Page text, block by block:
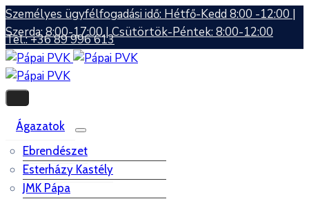
Személyes ügyfélfogadási idő: Hétfő-Kedd 8:00 -12:00 |
Szerda: 8:00-17:00 | Csütörtök-Péntek: 8:00-12:00
Tel.: +36 89 996 613
Ágazatok
Ebrendészet
Esterházy Kastély
JMK Pápa